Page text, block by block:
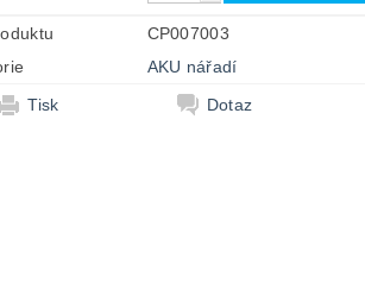
CP007003
AKU nářadí
Tisk
Dotaz